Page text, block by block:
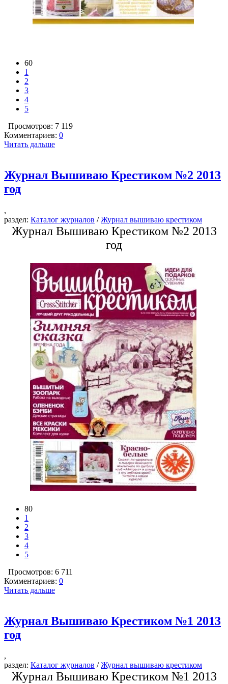
60
1
2
3
4
5
Просмотров: 7 119
Комментариев: 0
Читать дальше
Журнал Вышиваю Крестиком №2 2013
год
,
раздел: Каталог журналов /Журнал вышиваю крестиком
Журнал Вышиваю Крестиком №2 2013
год
80
1
2
3
4
5
Просмотров: 6 711
Комментариев: 0
Читать дальше
Журнал Вышиваю Крестиком №1 2013
год
,
раздел: Каталог журналов /Журнал вышиваю крестиком
Журнал Вышиваю Крестиком №1 2013